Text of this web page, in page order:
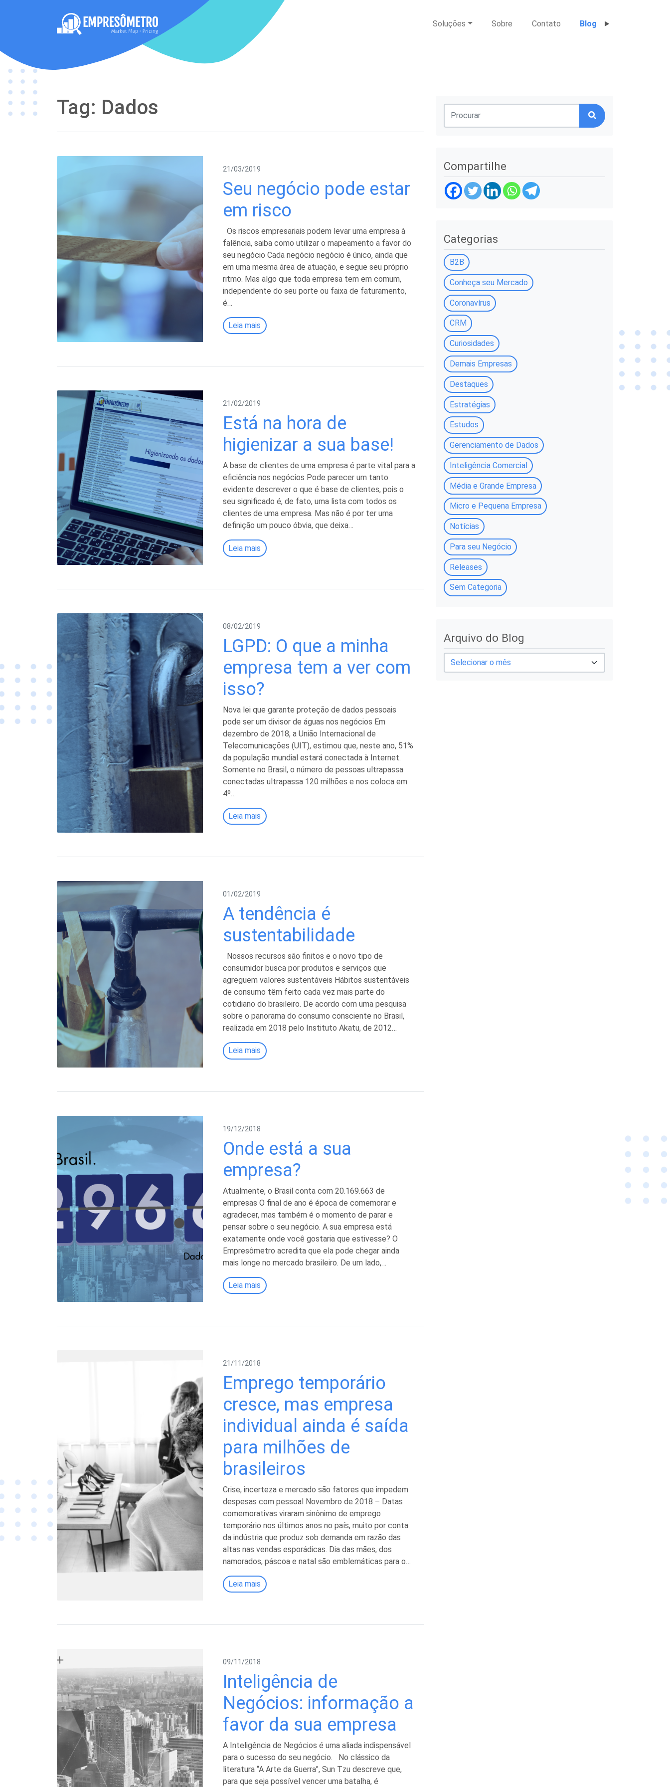
Soluções Sobre Contato Blog
Tag: Dados
21/03/2019
Seu negócio pode estar
em risco
Os riscos empresariais podem levar uma empresa à
falência, saiba como utilizar o mapeamento a favor do
seu negócio Cada negócio negócio é único, ainda que
em uma mesma área de atuação, e segue seu próprio
ritmo. Mas algo que toda empresa tem em comum,
independente do seu porte ou faixa de faturamento,
é…
Leia mais
21/02/2019
Está na hora de
higienizar a sua base!
A base de clientes de uma empresa é parte vital para a
eficiência nos negócios Pode parecer um tanto
evidente descrever o que é base de clientes, pois o
seu significado é, de fato, uma lista com todos os
clientes de uma empresa. Mas não é por ter uma
definição um pouco óbvia, que deixa…
Leia mais
08/02/2019
LGPD: O que a minha
empresa tem a ver com
isso?
Nova lei que garante proteção de dados pessoais
pode ser um divisor de águas nos negócios Em
dezembro de 2018, a União Internacional de
Telecomunicações (UIT), estimou que, neste ano, 51%
da população mundial estará conectada à Internet.
Somente no Brasil, o número de pessoas ultrapassa
conectadas ultrapassa 120 milhões e nos coloca em
4º…
Leia mais
01/02/2019
A tendência é
sustentabilidade
Nossos recursos são finitos e o novo tipo de
consumidor busca por produtos e serviços que
agreguem valores sustentáveis Hábitos sustentáveis
de consumo têm feito cada vez mais parte do
cotidiano do brasileiro. De acordo com uma pesquisa
sobre o panorama do consumo consciente no Brasil,
realizada em 2018 pelo Instituto Akatu, de 2012…
Leia mais
19/12/2018
Onde está a sua
empresa?
Atualmente, o Brasil conta com 20.169.663 de
empresas O final de ano é época de comemorar e
agradecer, mas também é o momento de parar e
pensar sobre o seu negócio. A sua empresa está
exatamente onde você gostaria que estivesse? O
Empresômetro acredita que ela pode chegar ainda
mais longe no mercado brasileiro. De um lado,…
Leia mais
21/11/2018
Emprego temporário
cresce, mas empresa
individual ainda é saída
para milhões de
brasileiros
Crise, incerteza e mercado são fatores que impedem
despesas com pessoal Novembro de 2018 – Datas
comemorativas viraram sinônimo de emprego
temporário nos últimos anos no país, muito por conta
da indústria que produz sob demanda em razão das
altas nas vendas esporádicas. Dia das mães, dos
namorados, páscoa e natal são emblemáticas para o…
Leia mais
09/11/2018
Inteligência de
Negócios: informação a
favor da sua empresa
A Inteligência de Negócios é uma aliada indispensável
para o sucesso do seu negócio. No clássico da
literatura “A Arte da Guerra”, Sun Tzu descreve que,
para que seja possível vencer uma batalha, é
Compartilhe
Categorias
B2B
Conheça seu Mercado
Coronavírus
CRM
Curiosidades
Demais Empresas
Destaques
Estratégias
Estudos
Gerenciamento de Dados
Inteligência Comercial
Média e Grande Empresa
Micro e Pequena Empresa
Notícias
Para seu Negócio
Releases
Sem Categoria
Arquivo do Blog
A
r
q